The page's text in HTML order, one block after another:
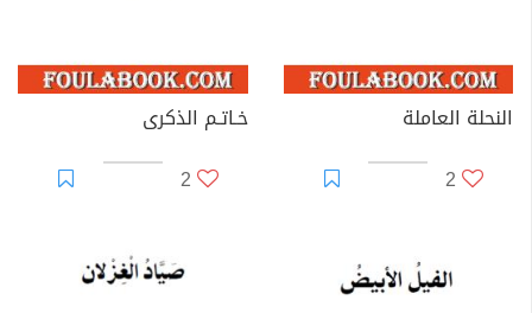
النحلة العاملة
2
خـاتـم الذكرى
2